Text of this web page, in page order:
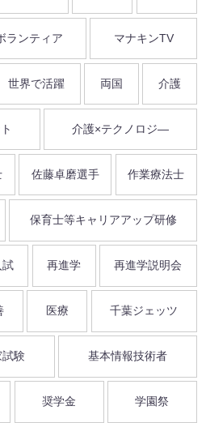
ランティア マナキンTV
世界で活躍 両国 介護
介護×テクノロジ―
佐藤卓磨選手 作業療法士
保育士等キャリアアップ研修
試 再進学 再進学説明会
医療 千葉ジェッツ
試験 基本情報技術者
奨学金 学園祭